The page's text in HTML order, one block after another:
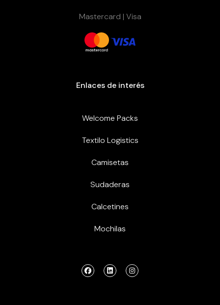
Mastercard | Visa
Enlaces de interés
Welcome Packs
Textilo Logistics
Camisetas
Sudaderas
Calcetines
Mochilas